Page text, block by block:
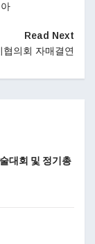
Read Next
의회 자매결연
대회 및 정기총